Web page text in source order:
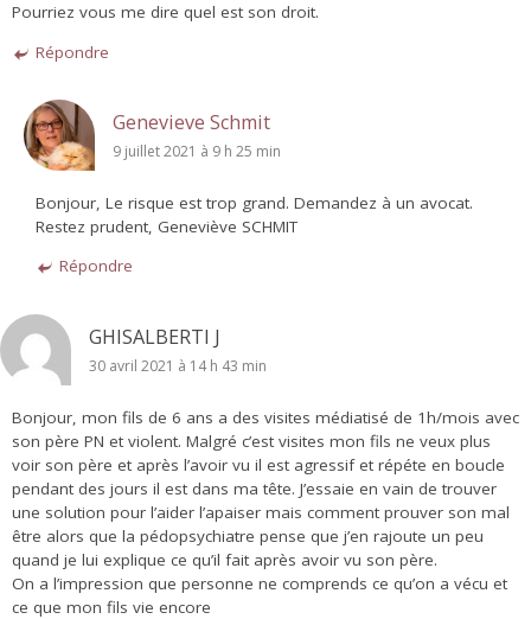
Pourriez vous me dire quel est son droit.
Répondre
Genevieve Schmit
9 juillet 2021 à 9 h 25 min
Bonjour, Le risque est trop grand. Demandez à un avocat.
Restez prudent, Geneviève SCHMIT
Répondre
GHISALBERTI J
30 avril 2021 à 14 h 43 min
Bonjour, mon fils de 6 ans a des visites médiatisé de 1h/mois avec
son père PN et violent. Malgré c’est visites mon fils ne veux plus
voir son père et après l’avoir vu il est agressif et répéte en boucle
pendant des jours il est dans ma tête. J’essaie en vain de trouver
une solution pour l’aider l’apaiser mais comment prouver son mal
être alors que la pédopsychiatre pense que j’en rajoute un peu
quand je lui explique ce qu’il fait après avoir vu son père.
On a l’impression que personne ne comprends ce qu’on a vécu et
ce que mon fils vie encore